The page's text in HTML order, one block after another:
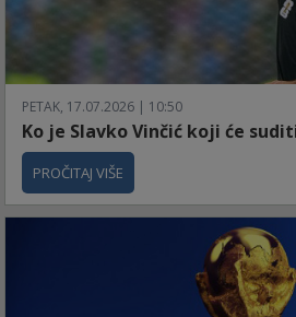
PETAK, 17.07.2026 | 10:50
Ko je Slavko Vinčić koji će
PROČITAJ VIŠE